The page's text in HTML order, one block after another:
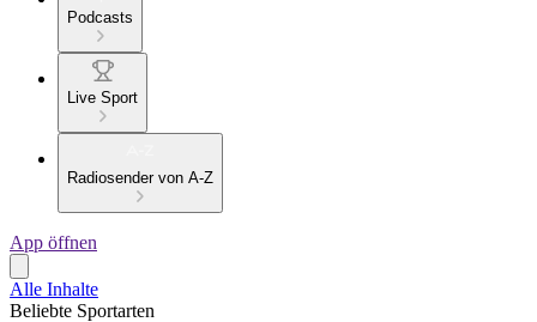
Podcasts
Live Sport
Radiosender von A-Z
App öffnen
Alle Inhalte
Beliebte Sportarten